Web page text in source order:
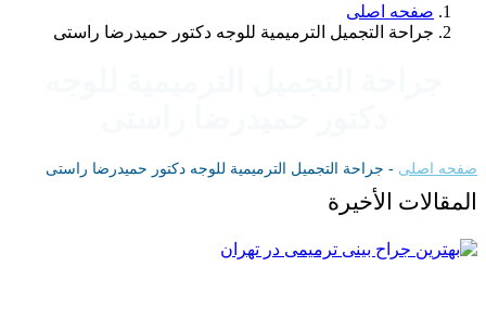
صفحه اصلی
جراحة التجميل الترميمية للوجه دکتور حمیدرضا راستی
اصلی-جراحة التجميل الترميمية للوجه دکتور حمیدرضا راستی
الأخيرة